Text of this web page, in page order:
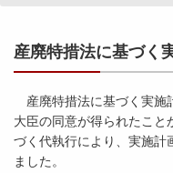
産廃特措法に基づく
産廃特措法に基づく実施
大臣の同意が得られたこと
づく代執行により、実施計
ました。